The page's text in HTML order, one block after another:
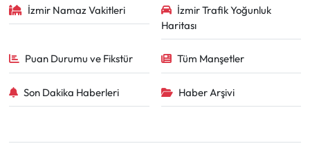
İzmir Namaz Vakitleri
İzmir Trafik Yoğunluk
Haritası
Puan Durumu ve Fikstür Tüm Manşetler
Son Dakika Haberleri Haber Arşivi